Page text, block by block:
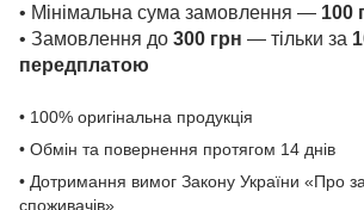
• Мінімальна сума замовлення — 100
• Замовлення до 300 грн — тільки за
передплатою
• 100% оригінальна продукція
• Обмін та повернення протягом 14 днів
• Дотримання вимог Закону України «Про
споживачів»